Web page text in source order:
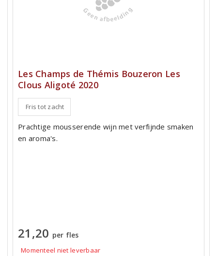
Les Champs de Thémis Bouzeron Les
Clous Aligoté 2020
Fris tot zacht
Prachtige mousserende wijn met verfijnde smaken
en aroma's.
21,20 per fles
Momenteel niet leverbaar